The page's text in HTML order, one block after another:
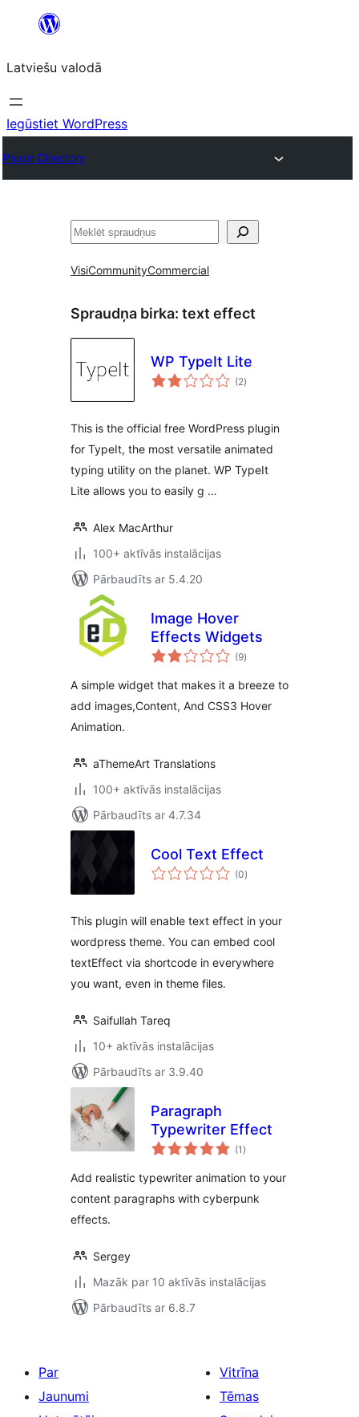
Pāriet
saturu
Latviešu valodā
Iegūstiet WordPress
Plugin Directory
Meklēt
VisiCommunityCommercial
Spraudņa birka: text effect
WP TypeIt Lite
(2vērtējumu
kopsumma
)
This is the official free WordPress plugin
for TypeIt, the most versatile animated
typing utility on the planet. WP TypeIt
Lite allows you to easily g …
Alex MacArthur
100+ aktīvās instalācijas
Pārbaudīts ar 5.4.20
Image Hover
Effects Widgets
(9vērtējumu
kopsumma
)
A simple widget that makes it a breeze to
add images,Content, And CSS3 Hover
Animation.
aThemeArt Translations
100+ aktīvās instalācijas
Pārbaudīts ar 4.7.34
Cool Text Effect
(0vērtējumu
kopsumma
)
This plugin will enable text effect in your
wordpress theme. You can embed cool
textEffect via shortcode in everywhere
you want, even in theme files.
Saifullah Tareq
10+ aktīvās instalācijas
Pārbaudīts ar 3.9.40
Paragraph
Typewriter Effect
(1 vērtējumu
kopsumma
)
Add realistic typewriter animation to your
content paragraphs with cyberpunk
effects.
Sergey
Mazāk par 10 aktīvās instalācijas
Pārbaudīts ar 6.8.7
Par
Jaunumi
Vitrīna
Tēmas